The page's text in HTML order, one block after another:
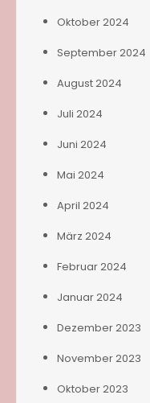
Oktober 2024
September 2024
August 2024
Juli 2024
Juni 2024
Mai 2024
April 2024
März 2024
Februar 2024
Januar 2024
Dezember 2023
November 2023
Oktober 2023